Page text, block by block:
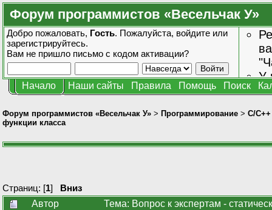
Форум программистов «Весельчак У»
Добро пожаловать, Гость. Пожалуйста, войдите или
зарегистрируйтесь.
Вам не пришло письмо с кодом активации?
У
Начало Наши сайты Правила Помощь Поиск
Форум программистов «Весельчак У» > Программирование > C/C++
функции класса
Страниц: [1] Вниз
Автор
Тема: Вопрос к экспертам -